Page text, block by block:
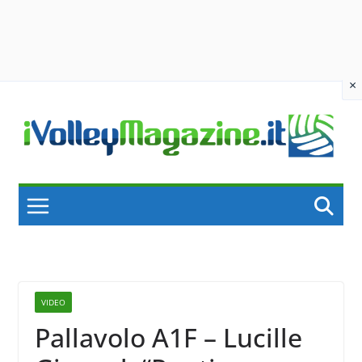
×
content
VIDEO
Pallavolo A1F – Lucille